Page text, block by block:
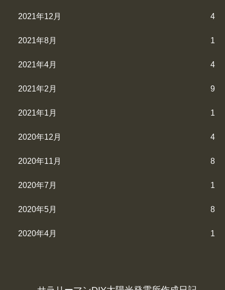
2021年12月 4
2021年8月 1
2021年4月 4
2021年2月 9
2021年1月 1
2020年12月 4
2020年11月 8
2020年7月 1
2020年5月 8
2020年4月 1